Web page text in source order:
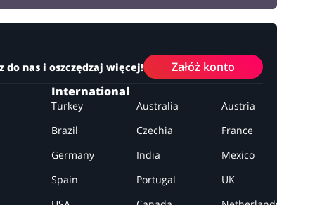
do nas i oszczędzaj więcej! Załóż konto
International
Turkey Australia
Austria
Brazil
Czechia
France
Germany
India
Mexico
Spain
Portugal
UK